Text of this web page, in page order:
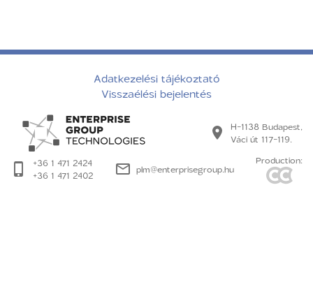
Adatkezelési tájékoztató
Visszaélési bejelentés
H-1138 Budapest,
Váci út 117-119.
+36 1 471 2424
+36 1 471 2402
plm@enterprisegroup.hu
Production: